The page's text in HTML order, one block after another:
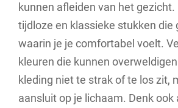
kunnen afleiden van het gezicht.
tijdloze en klassieke stukken die
waarin je je comfortabel voelt.
kleuren die kunnen
kleding niet te strak of te los zit,
aansluit op je lichaam. Denk ook